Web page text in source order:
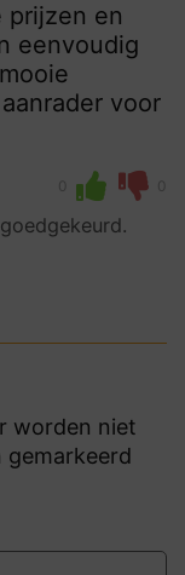
prijzen en
eenvoudig
voor
0 0
worden niet
gemarkeerd